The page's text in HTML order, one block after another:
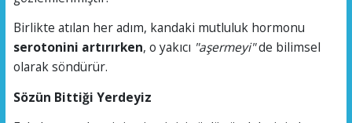
Birlikte atılan her adım, kandaki mutluluk hormonu
serotonini artırırken, o yakıcı "aşermeyi"de bilimsel
olarak söndürür.
Sözün Bittiği Yerdeyiz